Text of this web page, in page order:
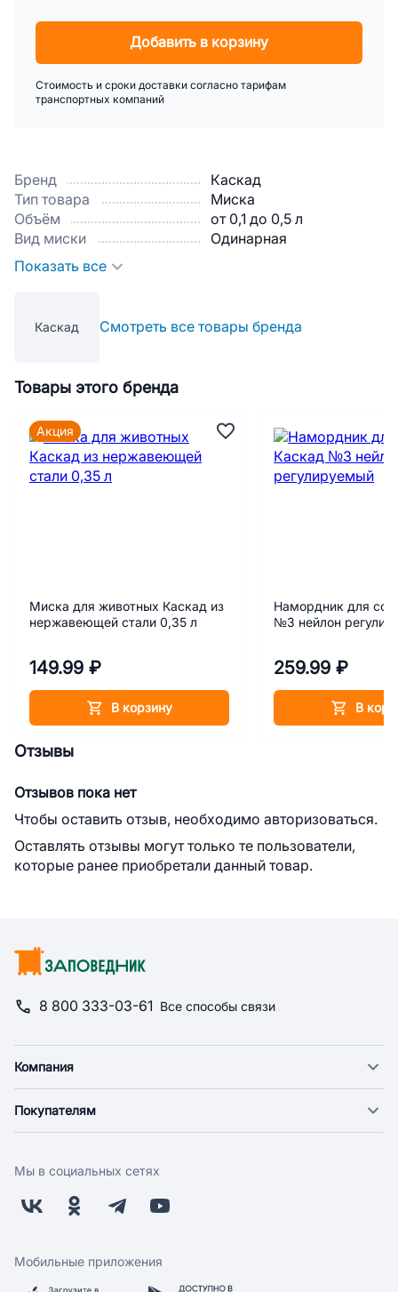
Бренд
Каскад
Тип товара
Миска
Объём
от 0,1 до 0,5 л
Вид миски
Одинарная
Показать все
Каскад Смотреть все товары бренда
Добавить в корзину
Стоимость и сроки доставки согласно тарифам
транспортных компаний
Товары этого бренда
Миска для животных Каскад из
нержавеющей стали 0,35 л
149.99 ₽
В корзину
Акция
Намордник для
№3 нейлон
259.99 ₽
В
Отзывы
Отзывов пока нет
Чтобы оставить отзыв, необходимо авторизоваться.
Оставлять отзывы могут только те пользователи,
которые ранее приобретали данный товар.
8 800 333-03-61 Все способы связи
Компания
Новости
Поставщикам
Заводчикам
Обратная связь
Покупателям
Оплата
Бонусная программа
Скидки и акции
Мы в социальных сетях
Мобильные приложения